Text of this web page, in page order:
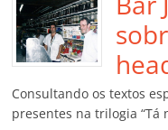
o
o
k
Consultando os textos
presentes na trilogia “Tá